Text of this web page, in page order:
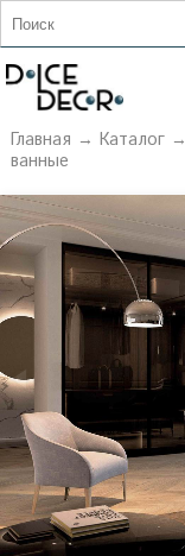
Главная → Каталог→
ванные